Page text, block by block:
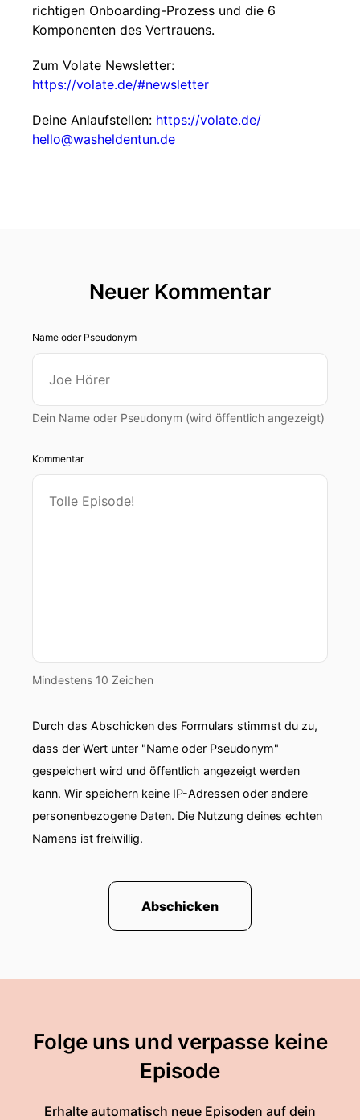
richtigen Onboarding-Prozess und die 6
Komponenten des Vertrauens.
Zum Volate Newsletter:
https://volate.de/#newsletter
Deine Anlaufstellen: https://volate.de/
hello@washeldentun.de
Neuer Kommentar
Name oder Pseudonym
Dein Name oder Pseudonym (wird öffentlich angezeigt)
Kommentar
Mindestens 10 Zeichen
Durch das Abschicken des Formulars stimmst du zu,
dass der Wert unter "Name oder Pseudonym"
gespeichert wird und öffentlich angezeigt werden
kann. Wir speichern keine IP-Adressen oder andere
personenbezogene Daten. Die Nutzung deines echten
Namens ist freiwillig.
Abschicken
Folge uns und verpasse keine
Episode
Erhalte automatisch neue Episoden auf dein